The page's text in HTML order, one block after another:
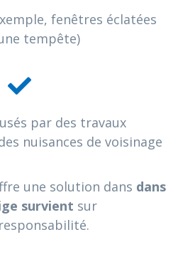
fenêtres éclatées
tempête)
par des travaux
nuisances de voisinage
une solution dans dans
survient sur